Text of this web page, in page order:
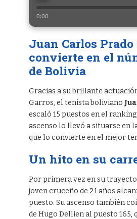
0:00
Juan Carlos Prado
convierte en el
de Bolivia
Gracias a su brillante
Garros, el tenista boliviano
escaló 15 puestos en el ranking
ascenso lo llevó a situarse en
que lo convierte en el mejor
Un hito en su
Por primera vez en su
joven cruceño de 21 años
puesto. Su ascenso también
de Hugo Dellien al puesto 165,